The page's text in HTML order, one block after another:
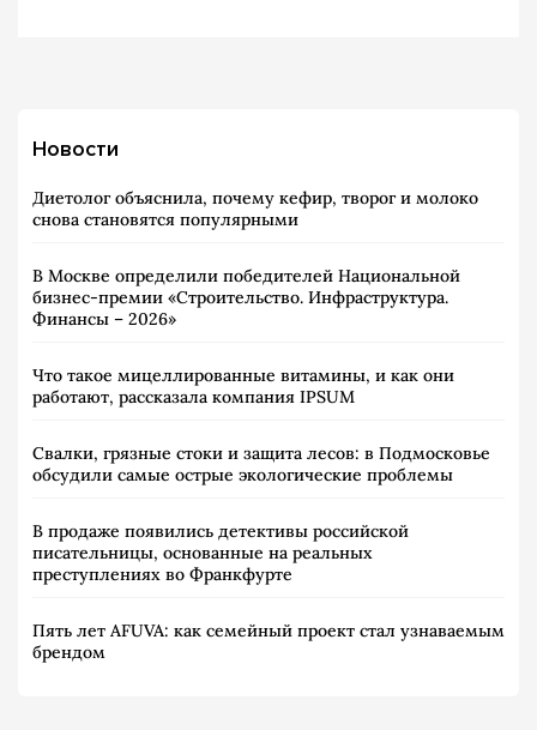
Новости
Диетолог объяснила, почему кефир, творог и молоко
снова становятся популярными
В Москве определили победителей Национальной
бизнес-премии «Строительство. Инфраструктура.
Финансы – 2026»
Что такое мицеллированные витамины, и как они
работают, рассказала компания IPSUM
Свалки, грязные стоки и защита лесов: в Подмосковье
обсудили самые острые экологические проблемы
В продаже появились детективы российской
писательницы, основанные на реальных
преступлениях во Франкфурте
Пять лет AFUVA: как семейный проект стал узнаваемым
брендом